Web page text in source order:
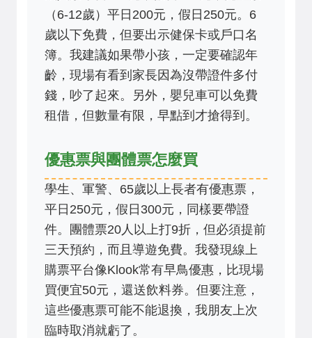
（6-12歲）平日200元，假日250元。6
歲以下免費，但要出示健保卡或戶口名
簿。我建議如果帶小孩，一定要確認年
齡，現場有看到家長因為沒帶證件多付
錢，吵了起來。另外，嬰兒車可以免費
租借，但數量有限，早點到才搶得到。
優惠票與團體票怎麼買
學生、軍警、65歲以上長者有優惠票，
平日250元，假日300元，同樣要帶證
件。團體票20人以上打9折，但必須提前
三天預約，而且導遊免費。我發現線上
購票平台像Klook常有早鳥優惠，比現場
買便宜50元，還送飲料券。但要注意，
這些優惠票可能不能退換，我朋友上次
臨時取消就虧了。